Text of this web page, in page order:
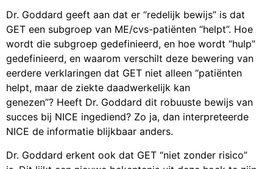
Dr. Goddard geeft aan dat er “redelijk bewijs” is dat
GET een subgroep van ME/cvs-patiënten “helpt”. Hoe
wordt die subgroep gedefinieerd, en hoe wordt “hulp”
gedefinieerd, en waarom verschilt deze bewering van
eerdere verklaringen dat GET niet alleen “patiënten
helpt, maar de ziekte daadwerkelijk kan
genezen”? Heeft Dr. Goddard dit robuuste bewijs van
succes bij NICE ingediend? Zo ja, dan interpreteerde
NICE de informatie blijkbaar anders.
Dr. Goddard erkent ook dat GET “niet zonder risico”